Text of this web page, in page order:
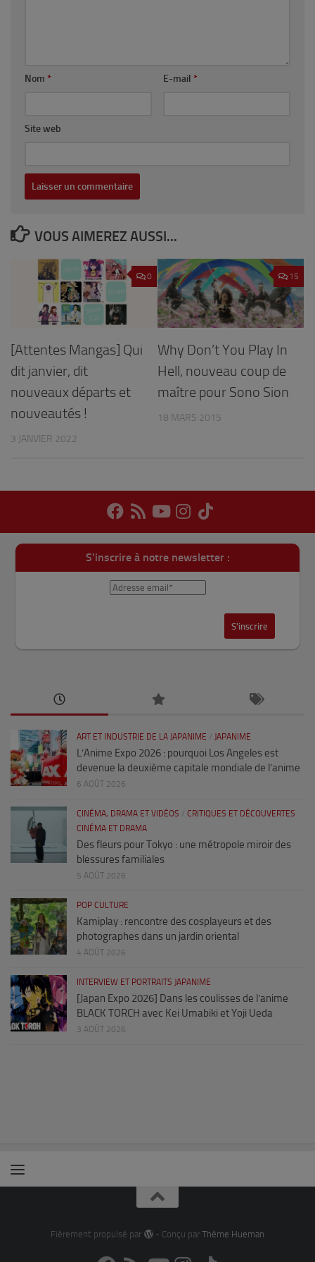
Nom * E-mail *
Site web
VOUS AIMEREZ AUSSI...
0
[Attentes Mangas] Qui
dit janvier, dit
nouveaux départs et
nouveautés !
3 JANVIER 2022
15
Why Don’t You Play In
Hell, nouveau coup de
maître pour Sono Sion
18 MARS 2015
S'inscrire à notre newsletter :
ART ET INDUSTRIE DE LA JAPANIME / JAPANIME
L’Anime Expo 2026 : pourquoi Los Angeles est
devenue la deuxième capitale mondiale de l’anime
6 AOÛT 2026
CINÉMA, DRAMA ET VIDÉOS / CRITIQUES ET DÉCOUVERTES
CINÉMA ET DRAMA
Des fleurs pour Tokyo : une métropole miroir des
blessures familiales
5 AOÛT 2026
POP CULTURE
Kamiplay : rencontre des cosplayeurs et des
photographes dans un jardin oriental
4 AOÛT 2026
INTERVIEW ET PORTRAITS JAPANIME
[Japan Expo 2026] Dans les coulisses de l’anime
BLACK TORCH avec Kei Umabiki et Yoji Ueda
3 AOÛT 2026
Fièrement propulsé par - Conçu par Thème Hueman